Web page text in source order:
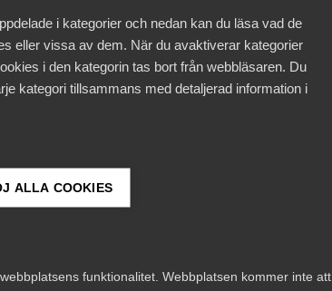
i kategorier och nedan kan du läsa vad de
eller vissa av dem. När du avaktiverar kategorier
i den kategorin tas bort från webbläsaren. Du
kategori tillsammans med detaljerad information i
ALLA COOKIES
funktionalitet. Webbplatsen kommer inte att